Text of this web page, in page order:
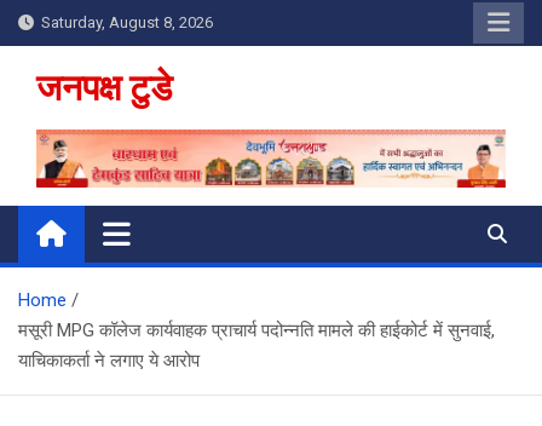
Skip
to
content
Saturday, August 8, 2026
जनपक्ष टुडे
Home
मसूरी MPG कॉलेज कार्यवाहक प्राचार्य पदोन्नति मामले की हाईकोर्ट में सुनवाई, ​
याचिकाकर्ता ने लगाए ये आरोप